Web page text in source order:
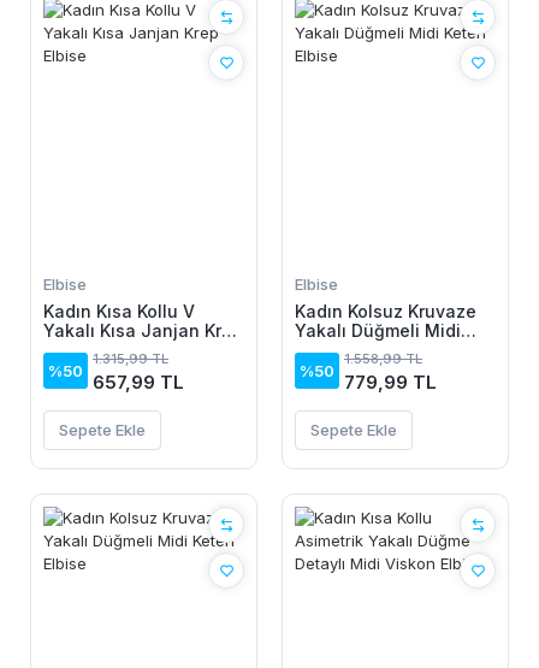
Elbise
Kadın Kısa Kollu V
Yakalı Kısa Janjan Krep
Elbise
%50
1.315,99 TL
657,99 TL
Sepete Ekle
Elbise
Kadın Kolsuz Kruvaze
Yakalı Düğmeli Midi
Keten Elbise
%50
1.558,99 TL
779,99 TL
Sepete Ekle